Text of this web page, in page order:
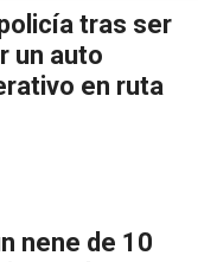
tras ser
un auto
en ruta
nene de 10